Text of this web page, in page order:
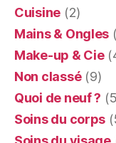
Cuisine (2)
Mains & Ongles
Make-up & Cie
Non classé(9)
Quoi de neuf ?
Soins du corps